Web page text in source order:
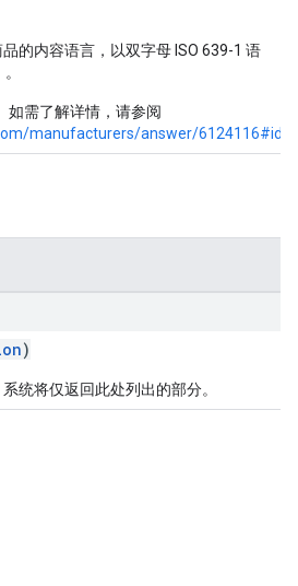
品的内容语言，以双字母 ISO 639-1 语
如需了解详情，请参阅
manufacturers/answer/6124116#id
)
统将仅返回此处列出的部分。